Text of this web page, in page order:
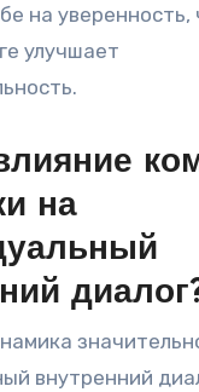
на уверенность,
улучшает
на
внутренний